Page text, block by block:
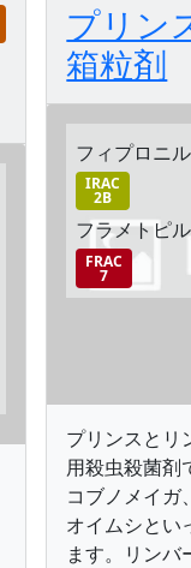
プリン
箱粒剤
フィプロニル
IRAC
2B
フラメトピル
FRAC
7
プリンスとリ
用殺虫殺菌剤
コブノメイガ
オイムシとい
ます。リンバ